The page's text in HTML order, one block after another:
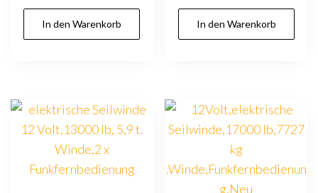
In den Warenkorb In den Warenkorb